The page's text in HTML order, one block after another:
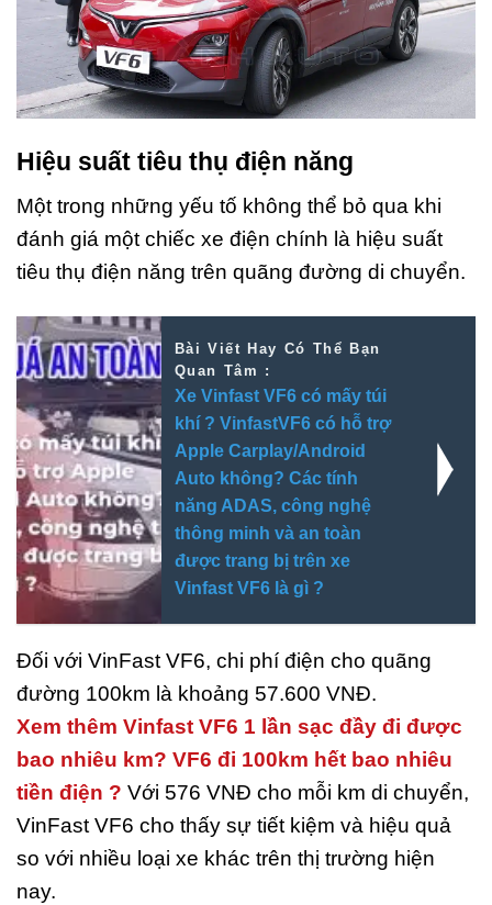
Hiệu suất tiêu thụ điện năng
Một trong những yếu tố không thể bỏ qua khi
đánh giá một chiếc xe điện chính là hiệu suất
tiêu thụ điện năng trên quãng đường di chuyển.
Bài Viết Hay Có Thể Bạn
Quan Tâm :
Xe Vinfast VF6 có mấy túi
khí ? VinfastVF6 có hỗ trợ
Apple Carplay/Android
Auto không? Các tính
năng ADAS, công nghệ
thông minh và an toàn
được trang bị trên xe
Vinfast VF6 là gì ?
Đối với VinFast VF6, chi phí điện cho quãng
đường 100km là khoảng 57.600 VNĐ.
Xem thêm Vinfast VF6 1 lần sạc đầy đi được
bao nhiêu km? VF6 đi 100km hết bao nhiêu
tiền điện ? Với 576 VNĐ cho mỗi km di chuyển,
VinFast VF6 cho thấy sự tiết kiệm và hiệu quả
so với nhiều loại xe khác trên thị trường hiện
nay.